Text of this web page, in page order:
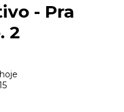
- Pra
2